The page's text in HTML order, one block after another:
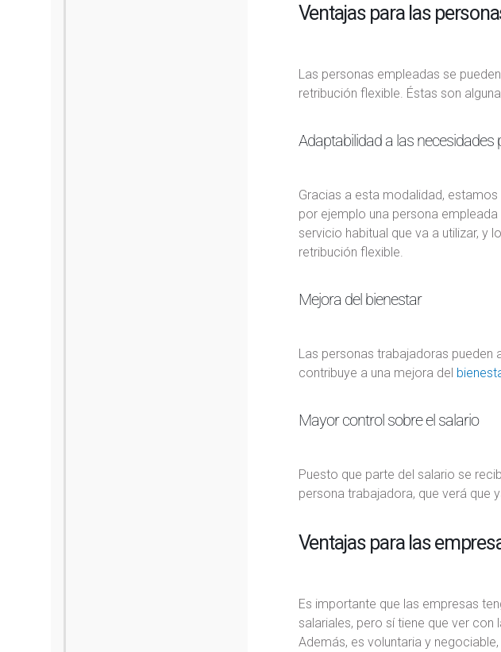
Ventajas para las
Las personas empleadas se
retribución flexible. Éstas son
Adaptabilidad a las necesidades
Gracias a esta modalidad,
por ejemplo una persona
servicio habitual que va a utilizar, y
retribución flexible.
Mejora del bienestar
Las personas trabajadoras
contribuye a una mejora del
Mayor control sobre el salario
Puesto que parte del salario se
persona trabajadora, que verá que
Ventajas para las
Es importante que las empresas
salariales, pero sí tiene que ver con
Además, es voluntaria y